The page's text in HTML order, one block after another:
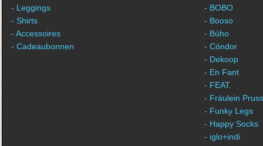
- Leggings
- Shirts
- Accessoires
- Cadeaubonnen
- BOBO
- Booso
- Búho
- Cóndor
- Dekoop
- En Fant
- FEAT.
- Fräulein
- Funky Legs
- Happy Socks
- iglo+indi